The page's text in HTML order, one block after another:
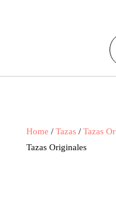
Home / Tazas/ Tazas
Tazas Originales